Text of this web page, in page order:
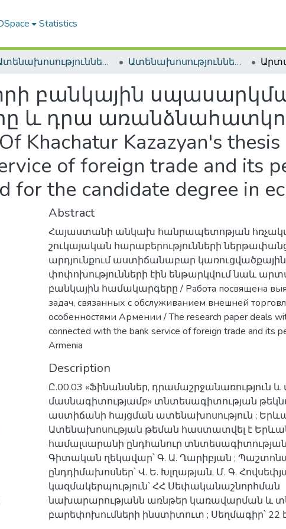
Statistics
Ատենախոսություններ և սեղմագրեր / Theses & Abstracts Ատենախոսություններ և սեղմագրեր / Theses & Abstracts
բանկային
և դրա
Kazazyan's thesis
of foreign trade and its
for the candidate degree in
Abstract
Հայաստանի անկախ հանրապետոթյան
շուկայական հարաբերությունների
արդյունքում աստիճանաբար կառուցվածքային
փոփոխությունների էին ենթարկվում նաև
բանկային համակարգերը / Работа посвящена
задач, связанных с обслуживанием внешней
особенностями Армении / The research paper deals
connected with the bank service of foreign trade and its
Armenia
Description
Ը.00.03 «Ֆինանսներ, դրամաշրջանառություն և
մասնագիտությամբ» տնտեսագիտության
աստիճանի հայցման ատենախոսություն ;
Ատենախոսության թեման հաստատվել է
համալսարանի ընդհանուր տնտեսագիտության
Գիտական ղեկավար՝ Գ. Ա. Ղարիբյան ;
ընդդիմախոսներ՝ Վ. Ե. Խլղաթյան, Մ. Գ.
կազմակերպություն՝ ՀՀ Սեփականաշնորհման
նախարարությանն առնթեր կառավարման և
բարեփոխումների ինստիտուտ ; Սեղմագիր՝ 22